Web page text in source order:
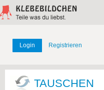
Login Registrieren
TAUSCHEN